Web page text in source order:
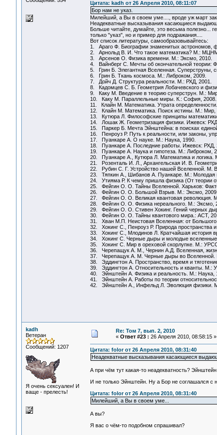
Цитата: kadh от 26 Апреля 2010, 08:11:07
Бор нам не указ.
Милейший, а Вы в своем уме...., вроде уж март
Неадекватные высказывания касающиеся
Больше читайте, думайте, это весьма
только "указ", но и пример для подражания....
Вот список литературы, самообразовывайтесь:
1. Араго Ф. Биографии знаменитых астрономов,
2. Арнольд В. И. Что такое математика? М.:
3. Арсенов О. Физика времени. М.: Эксмо, 2010.
4. Вайнберг С. Мечты об окончательной теории:
5. Грин Б. Элегантная Вселенная. Суперструны,
6. Грин Б. Ткань космоса. М.: Либроком, 2009.
7. Дойч Д. Структура реальности. М.: РХД, 2001.
8. Кадомцев С. Б. Геометрия Лобачевского и
9. Каку М. Введение в теорию суперструн. М.:
10. Каку М. Параллельные миры. К.: София, 2008.
11. Клайн М. Математика. Утрата
12. Клайн М. Математика. Поиск истины. М.: Мир,
13. Кутюра Л. Философские принципы
14. Лошак Ж. Геометризация физики. Ижевск:
15. Паркер Б. Мечта Эйнштейна: в поисках
16. Пенроуз Р. Путь к реальности, или законы,
17. Пуанкаре А. О науке. М.: Наука, 1990.
18. Пуанкаре А. Последние работы. Ижевск: РХД,
19. Пуанкаре А. Наука и гипотеза. М.: Либроком,
20. Пуанкаре А., Кутюра Л. Математика и логика.
21. Розенталь И. Л., Архангельская И. В.
22. Рубин С. Г. Устройство нашей Вселенной. М.
23. Тяпкин А., Шибанов А. Пуанкаре. М.: Молодая
24. Утияма Р. К чему пришла физика (От теории
25. Фейгин О. О. Тайны Вселенной. Харьков:
26. Фейгин О. О. Большой Взрыв. М.: Эксмо,
27. Фейгин О. О. Великая квантовая революция.
28. Фейгин О. О. Физика нереального. М.: Эксмо,
29. Фейгин О. О. Стивен Хокинг. Гений черных
30. Фейгин О. О. Тайны квантового мира.: АСТ,
31. Хван М.П. Неистовая Вселенная: от Большого
32. Хокинг С., Пенроуз Р. Природа пространства
33. Хокинг С., Млодинов Л. Кратчайшая история
34. Хокинг С. Черные дыры и молодые
35. Хокинг С. Мир в ореховой скорлупке. М.:
36. Черепащук А. М., Чернин А.Д. Вселенная,
37. Черепащук А. М. Черные дыры во Вселенной.
38. Эддингтон А. Пространство, время и
39. Эддингтон А. Относительность и кванты. М.:
40. Эйнштейн А. Физика и реальность. М.: Наука,
41. Эйнштейн А. Работы по теории
42. Эйнштейн А., Инфельд Л. Эволюция физики.
kadh
Ветеран
Сообщений: 1207
Я очень сексуален! И
ваще - прелесть!
Re: Том 7, вып. 2, 2010
« Ответ #23 : 26 Апреля 2010, 08:58:15 »
Цитата: folor от 26 Апреля 2010, 08:31:40
Неадекватные высказывания касающиеся
А при чём тут какая-то неадекватность?
И не только Эйнштейн. Ну а Бор не соглашался с
Цитата: folor от 26 Апреля 2010, 08:31:40
Милейший, а Вы в своем уме...
А вы?
Я вас о чём-то подобном спрашивал?